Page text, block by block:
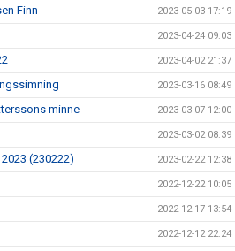
Finn 2023-05-03 17:19
2023-04-24 09:03
2023-04-02 21:37
2023-03-16 08:49
minne 2023-03-07 12:00
2023-03-02 08:39
(230222) 2023-02-22 12:38
2022-12-22 10:05
2022-12-17 13:54
2022-12-12 22:24